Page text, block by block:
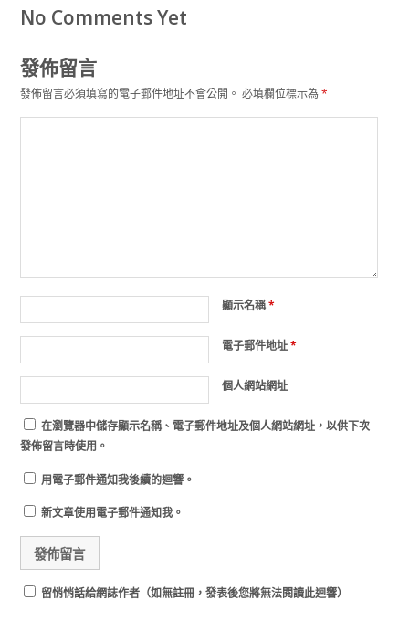
No Comments Yet
發佈留言
發佈留言必須填寫的電子郵件地址不會公開。 必填欄位標示為*
顯示名稱*
電子郵件地址*
個人網站網址
在瀏覽器中儲存顯示名稱、電子郵件地址及個人網站網址，以供下次
發佈留言時使用。
用電子郵件通知我後續的迴響。
新文章使用電子郵件通知我。
留悄悄話給網誌作者（如無註冊，發表後您將無法閱讀此迴響）